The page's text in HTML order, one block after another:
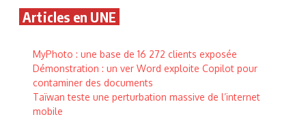
Articles en UNE
MyPhoto : une base de 16 272 clients exposée
Démonstration : un ver Word exploite Copilot pour
contaminer des documents
Taïwan teste une perturbation massive de l’internet
mobile